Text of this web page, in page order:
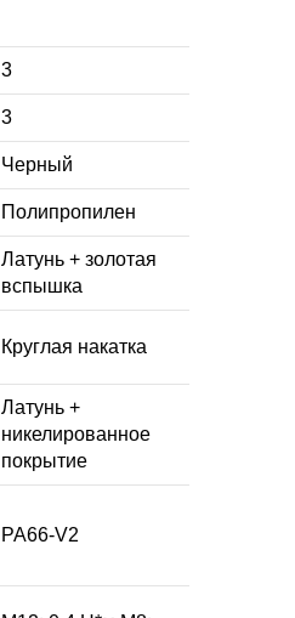
3
3
Черный
Полипропилен
Латунь + золотая
вспышка
Круглая накатка
Латунь +
никелированное
покрытие
PA66-V2